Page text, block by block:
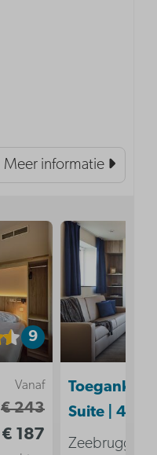
Meer informatie
9
Vanaf
€ 243
€ 187
Suite | 4p
Zeebrugge,